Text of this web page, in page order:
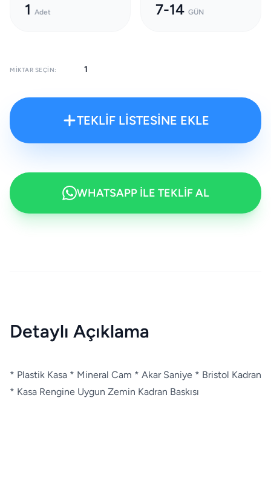
1 Adet 7-14 GÜN
MIKTAR SEÇIN:
TEKLİF LİSTESİNE EKLE
WHATSAPP İLE TEKLİF AL
Detaylı Açıklama
* Plastik Kasa * Mineral Cam * Akar Saniye * Bristol Kadran
* Kasa Rengine Uygun Zemin Kadran Baskısı